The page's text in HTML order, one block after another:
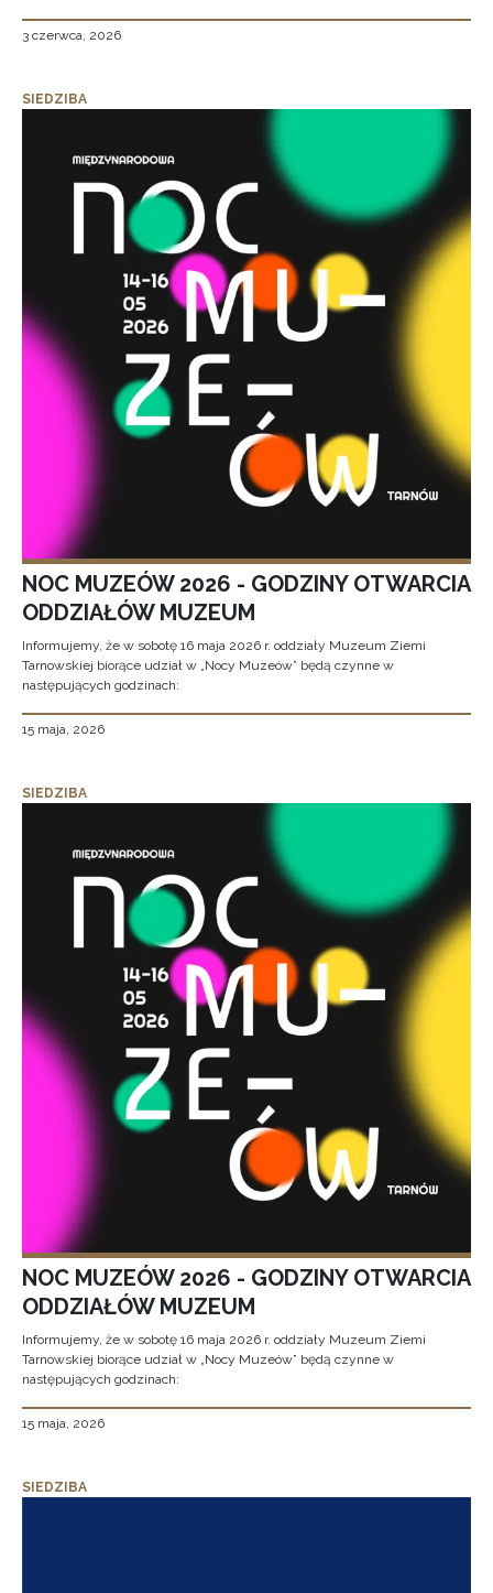
3 czerwca, 2026
SIEDZIBA
NOC MUZEÓW 2026 - GODZINY OTWARCIA
ODDZIAŁÓW MUZEUM
Informujemy, że w sobotę 16 maja 2026 r. oddziały Muzeum Ziemi
Tarnowskiej biorące udział w „Nocy Muzeów” będą czynne w
następujących godzinach:
15 maja, 2026
SIEDZIBA
NOC MUZEÓW 2026 - GODZINY OTWARCIA
ODDZIAŁÓW MUZEUM
Informujemy, że w sobotę 16 maja 2026 r. oddziały Muzeum Ziemi
Tarnowskiej biorące udział w „Nocy Muzeów” będą czynne w
następujących godzinach:
15 maja, 2026
SIEDZIBA